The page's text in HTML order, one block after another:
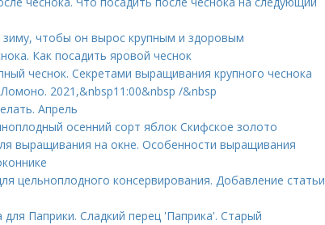
зиму, чтобы он вырос крупным и здоровым
Как посадить яровой чеснок
чеснок. Секретами выращивания крупного чеснока
2021,&nbsp11:00&nbsp /&nbsp
Апрель
осенний сорт яблок Скифское золото
выращивания на окне. Особенности выращивания
цельноплодного консервирования. Добавление статьи
Паприки. Сладкий перец 'Паприка'. Старый